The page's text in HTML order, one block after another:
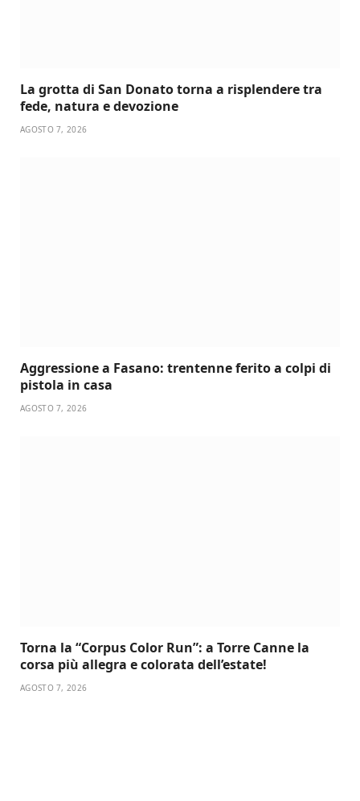
La grotta di San Donato torna a risplendere tra
fede, natura e devozione
AGOSTO 7, 2026
Aggressione a Fasano: trentenne ferito a colpi di
pistola in casa
AGOSTO 7, 2026
Torna la “Corpus Color Run”: a Torre Canne la
corsa più allegra e colorata dell’estate!
AGOSTO 7, 2026